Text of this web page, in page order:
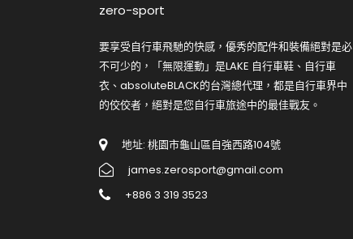
zero-sport
要享受自行車飛馳的快感，優秀的配件和裝備絕對是必
不可少的，「無限運動」是LAKE 自行車鞋、自行車
衣、absoluteBLACK的台灣總代理，都是自行車界中
的佼佼者，絕對是您自行車旅途中的最佳戰友。
地址: 桃園市龜山區自強西路104號
james.zerosport@gmail.com
+886 3 319 3523